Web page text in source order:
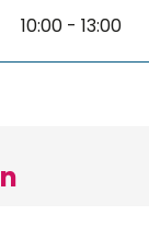
10:00 - 13:00